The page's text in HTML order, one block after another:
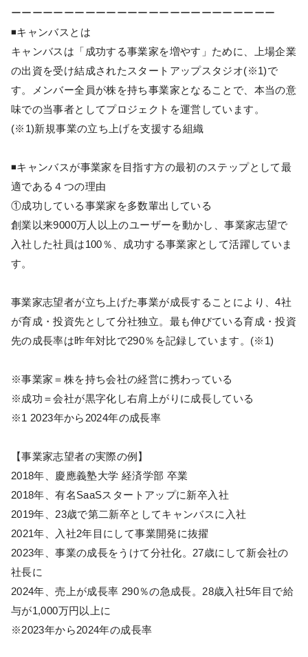
ーーーーーーーーーーーーーーーーーーーーーーーーー
◾️キャンバスとは
キャンバスは「成功する事業家を増やす」ために、上場企業
の出資を受け結成されたスタートアップスタジオ(※1)で
す。メンバー全員が株を持ち事業家となることで、本当の意
味での当事者としてプロジェクトを運営しています。
(※1)新規事業の立ち上げを支援する組織
◾️キャンバスが事業家を目指す方の最初のステップとして最
適である４つの理由
①成功している事業家を多数輩出している
創業以来9000万人以上のユーザーを動かし、事業家志望で
入社した社員は100％、成功する事業家として活躍していま
す。
事業家志望者が立ち上げた事業が成長することにより、4社
が育成・投資先として分社独立。最も伸びている育成・投資
先の成長率は昨年対比で290％を記録しています。(※1)
※事業家＝株を持ち会社の経営に携わっている
※成功＝会社が黒字化し右肩上がりに成長している
※1 2023年から2024年の成長率
【事業家志望者の実際の例】
2018年、慶應義塾大学 経済学部 卒業
2018年、有名SaaSスタートアップに新卒入社
2019年、23歳で第二新卒としてキャンバスに入社
2021年、入社2年目にして事業開発に抜擢
2023年、事業の成長をうけて分社化。27歳にして新会社の
社長に
2024年、売上が成長率 290％の急成長。28歳入社5年目で給
与が1,000万円以上に
※2023年から2024年の成長率